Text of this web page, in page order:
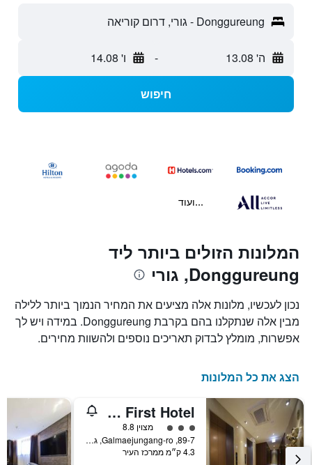
Donggureung - גורי, דרום קוריאה
ה' 13.08 - ו' 14.08
חיפוש
...ועוד
המלונות הזולים ביותר ליד
Donggureung, גורי
נכון לעכשיו, מלונות אלה מציעים את המחיר הנמוך ביותר ללילה
מבין אלה שנתקלנו בהם בקרבת Donggureung. במידה ויש לך
אפשרות, מומלץ לבדוק תאריכים נוספים ולהשוות מחירים.
הצג את כל המלונות
Galmea First Hotel
3 דירוג מחלקת נוסעים
מצוין 8.8
89-7, Galmaejungang-ro, גורי, דרום קוריאה
4.3 ק״מ ממרכז העיר